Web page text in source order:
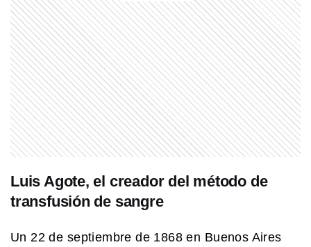
Luis Agote, el creador del método de
transfusión de sangre
Un 22 de septiembre de 1868 en Buenos Aires